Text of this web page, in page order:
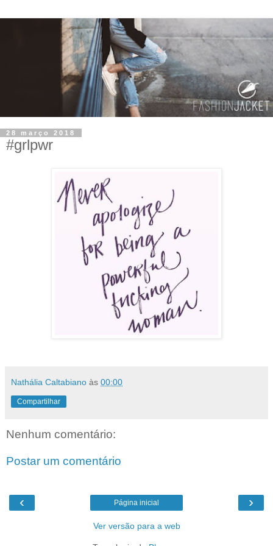
28 março 2018
#grlpwr
Nathália Caltabiano às 00:00
Compartilhar
Nenhum comentário:
Postar um comentário
‹ ›
Página inicial
Ver versão para a web